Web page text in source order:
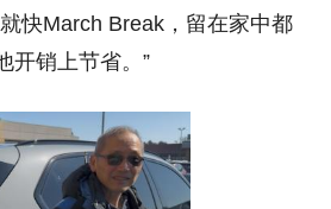
快March Break，留在家中都
开销上节省。”